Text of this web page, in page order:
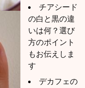
チアシード
の白と黒の違
いは何？選び
方のポイント
もお伝えしま
す
デカフェの